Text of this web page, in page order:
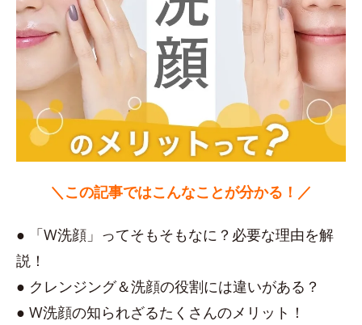
＼この記事ではこんなことが分かる！／
● 「W洗顔」ってそもそもなに？必要な理由を解
説！
● クレンジング＆洗顔の役割には違いがある？
● W洗顔の知られざるたくさんのメリット！